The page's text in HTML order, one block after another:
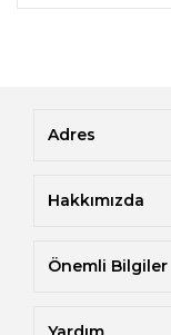
Adres
Hakkımızda
Önemli Bilgiler